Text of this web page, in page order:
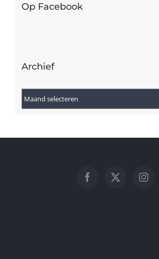
Op Facebook
Archief
Archief